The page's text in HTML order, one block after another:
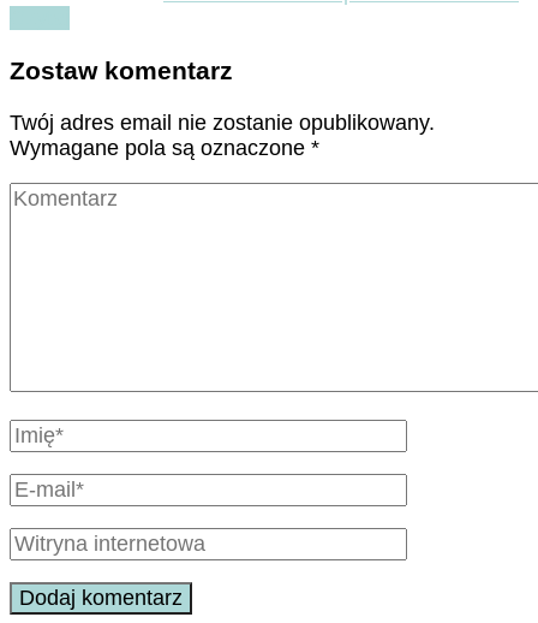
Zostaw komentarz
Twój adres email nie zostanie opublikowany.
Wymagane pola są oznaczone *